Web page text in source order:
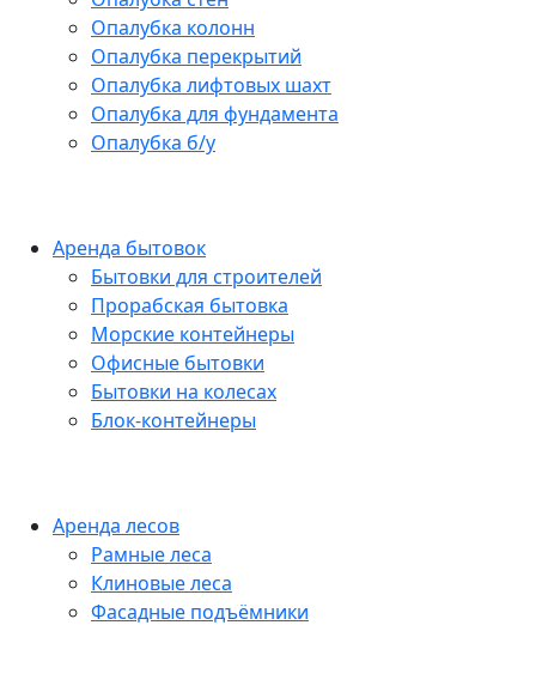
Опалубка колонн
Опалубка перекрытий
Опалубка лифтовых шахт
Опалубка для фундамента
Опалубка б/у
Аренда бытовок
Бытовки для строителей
Прорабская бытовка
Морские контейнеры
Офисные бытовки
Бытовки на колесах
Блок-контейнеры
Аренда лесов
Рамные леса
Клиновые леса
Фасадные подъёмники